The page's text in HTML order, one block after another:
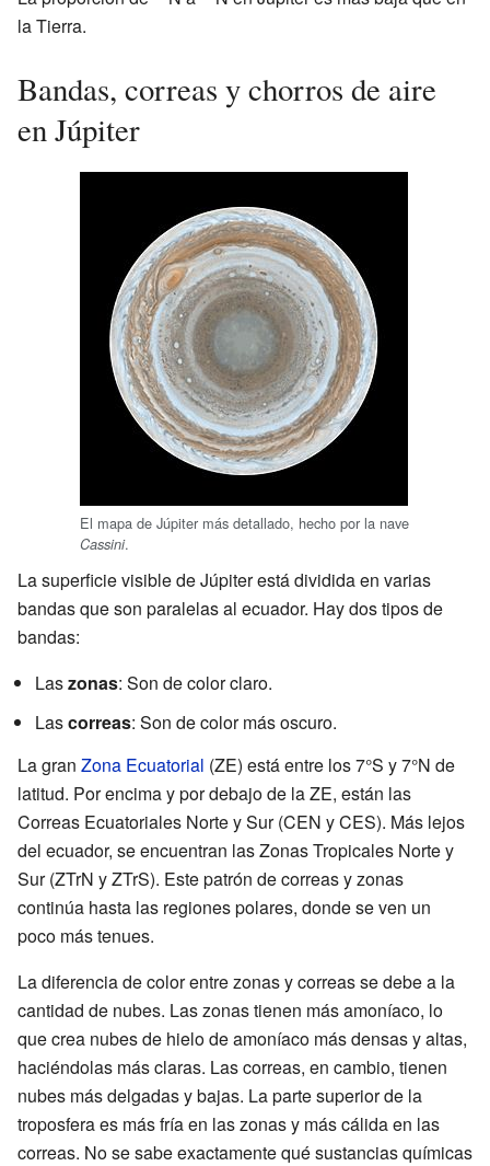
la Tierra.
Bandas, correas y chorros de aire
en Júpiter
El mapa de Júpiter más detallado, hecho por la nave
Cassini.
La superficie visible de Júpiter está dividida en varias
bandas que son paralelas al ecuador. Hay dos tipos de
bandas:
Laszonas: Son de color claro.
Lascorreas: Son de color más oscuro.
La gran Zona Ecuatorial (ZE) está entre los 7°S y 7°N de
latitud. Por encima y por debajo de la ZE, están las
Correas Ecuatoriales Norte y Sur (CEN y CES). Más lejos
del ecuador, se encuentran las Zonas Tropicales Norte y
Sur (ZTrN y ZTrS). Este patrón de correas y zonas
continúa hasta las regiones polares, donde se ven un
poco más tenues.
La diferencia de color entre zonas y correas se debe a la
cantidad de nubes. Las zonas tienen más amoníaco, lo
que crea nubes de hielo de amoníaco más densas y altas,
haciéndolas más claras. Las correas, en cambio, tienen
nubes más delgadas y bajas. La parte superior de la
troposfera es más fría en las zonas y más cálida en las
correas. No se sabe exactamente qué sustancias químicas